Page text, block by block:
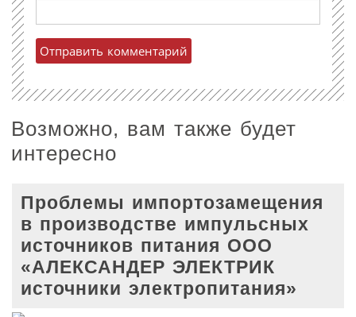
Возможно, вам также будет
интересно
Проблемы импортозамещения
в производстве импульсных
источников питания ООО
«АЛЕКСАНДЕР ЭЛЕКТРИК
источники электропитания»